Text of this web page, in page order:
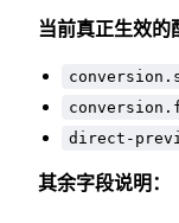
当前真正生效的
direct-
其余字段说明：